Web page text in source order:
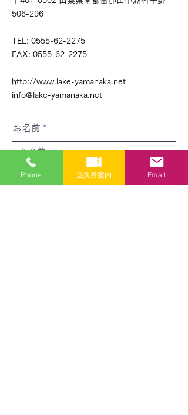
506-296
TEL: 0555-62-2275
FAX: 0555-62-2275
http://www.lake-yamanaka.net
info@lake-yamanaka.net
お名前
メールアドレス
Phone 遊魚券案内 Email